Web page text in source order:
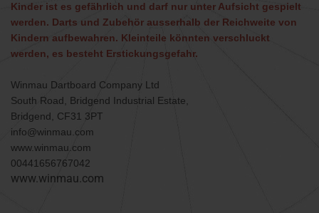
Kinder ist es gefährlich und darf nur unter Aufsicht gespielt
werden. Darts und Zubehör ausserhalb der Reichweite von
Kindern aufbewahren. Kleinteile könnten verschluckt
werden, es besteht Erstickungsgefahr.
Winmau Dartboard Company Ltd
South Road, Bridgend Industrial Estate,
Bridgend, CF31 3PT
info@winmau.com
www.winmau.com
00441656767042
www.winmau.com